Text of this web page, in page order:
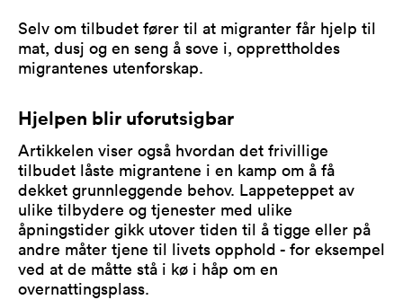
Selv om tilbudet fører til at migranter får hjelp til
mat, dusj og en seng å sove i, opprettholdes
migrantenes utenforskap.
Hjelpen blir uforutsigbar
Artikkelen viser også hvordan det frivillige
tilbudet låste migrantene i en kamp om å få
dekket grunnleggende behov. Lappeteppet av
ulike tilbydere og tjenester med ulike
åpningstider gikk utover tiden til å tigge eller på
andre måter tjene til livets opphold - for eksempel
ved at de måtte stå i kø i håp om en
overnattingsplass.